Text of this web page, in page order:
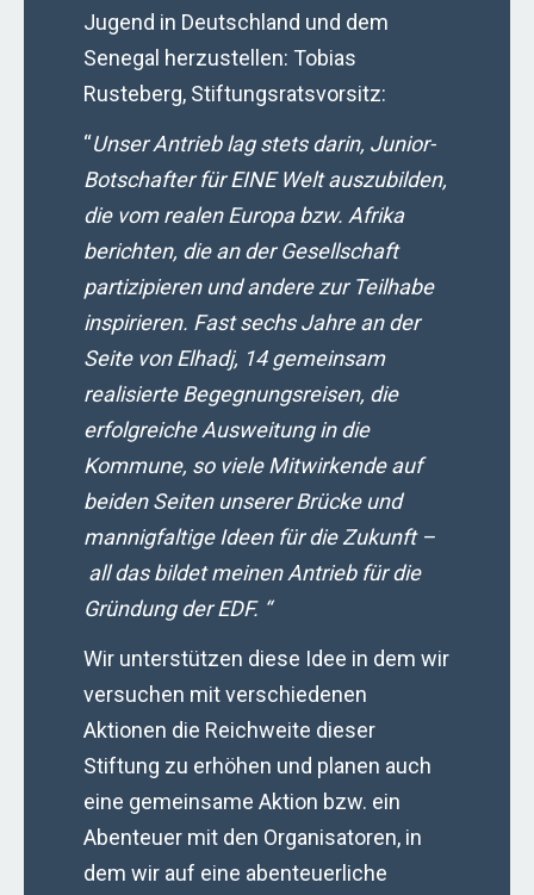
Jugend in Deutschland und dem
Senegal herzustellen: Tobias
Rusteberg, Stiftungsratsvorsitz:
“Unser Antrieb lag stets darin, Junior-
Botschafter für EINE Welt auszubilden,
die vom realen Europa bzw. Afrika
berichten, die an der Gesellschaft
partizipieren und andere zur Teilhabe
inspirieren. Fast sechs Jahre an der
Seite von Elhadj, 14 gemeinsam
realisierte Begegnungsreisen, die
erfolgreiche Ausweitung in die
Kommune, so viele Mitwirkende auf
beiden Seiten unserer Brücke und
mannigfaltige Ideen für die Zukunft –
all das bildet meinen Antrieb für die
Gründung der EDF. “
Wir unterstützen diese Idee in dem wir
versuchen mit verschiedenen
Aktionen die Reichweite dieser
Stiftung zu erhöhen und planen auch
eine gemeinsame Aktion bzw. ein
Abenteuer mit den Organisatoren, in
dem wir auf eine abenteuerliche